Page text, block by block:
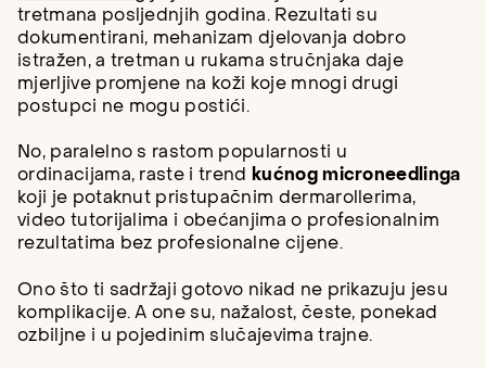
tretmana posljednjih godina. Rezultati su
dokumentirani, mehanizam djelovanja dobro
istražen, a tretman u rukama stručnjaka daje
mjerljive promjene na koži koje mnogi drugi
postupci ne mogu postići.
No, paralelno s rastom popularnosti u
ordinacijama, raste i trend kućnog microneedlinga
koji je potaknut pristupačnim dermarollerima,
video tutorijalima i obećanjima o profesionalnim
rezultatima bez profesionalne cijene.
Ono što ti sadržaji gotovo nikad ne prikazuju jesu
komplikacije. A one su, nažalost, česte, ponekad
ozbiljne i u pojedinim slučajevima trajne.